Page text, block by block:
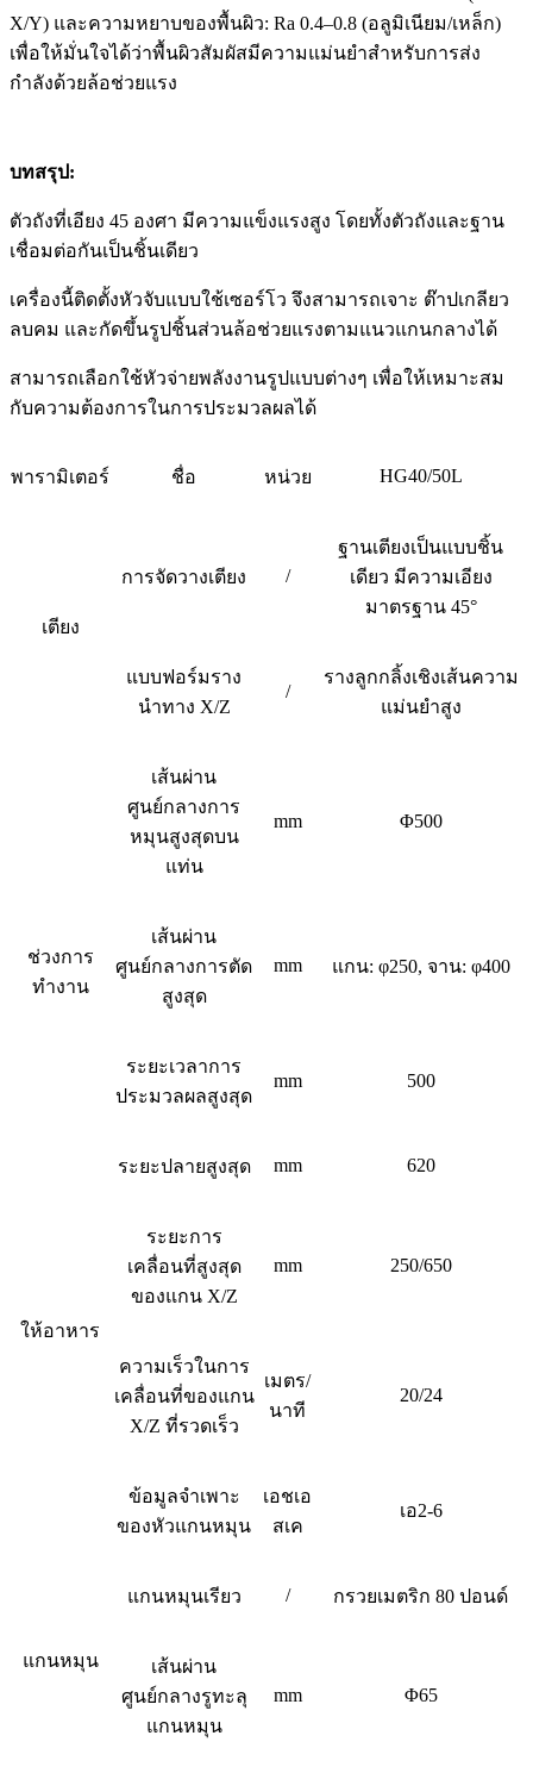
X/Y) และความหยาบของพื้นผิว: Ra 0.4–0.8 (อลูมิเนียม/เหล็ก)
เพื่อให้มั่นใจได้ว่าพื้นผิวสัมผัสมีความแม่นยำสำหรับการส่ง
กำลังด้วยล้อช่วยแรง
บทสรุป:
ตัวถังที่เอียง 45 องศา มีความแข็งแรงสูง โดยทั้งตัวถังและฐาน
เชื่อมต่อกันเป็นชิ้นเดียว
เครื่องนี้ติดตั้งหัวจับแบบใช้เซอร์โว จึงสามารถเจาะ ต๊าปเกลียว
ลบคม และกัดขึ้นรูปชิ้นส่วนล้อช่วยแรงตามแนวแกนกลางได้
สามารถเลือกใช้หัวจ่ายพลังงานรูปแบบต่างๆ เพื่อให้เหมาะสม
กับความต้องการในการประมวลผลได้
พารามิเตอร์ ชื่อ หน่วย HG40/50L
เตียง
การจัดวางเตียง /
ฐานเตียงเป็นแบบชิ้น
เดียว มีความเอียง
มาตรฐาน 45°
แบบฟอร์มราง
นำทาง X/Z
/
รางลูกกลิ้งเชิงเส้นความ
แม่นยำสูง
ช่วงการ
ทำงาน
เส้นผ่าน
ศูนย์กลางการ
หมุนสูงสุดบน
แท่น
mm Φ500
เส้นผ่าน
ศูนย์กลางการตัด
สูงสุด
mm แกน: φ250, จาน: φ400
ระยะเวลาการ
ประมวลผลสูงสุด
mm 500
ระยะปลายสูงสุด mm 620
ให้อาหาร
ระยะการ
เคลื่อนที่สูงสุด
ของแกน X/Z
mm 250/650
ความเร็วในการ
เคลื่อนที่ของแกน
X/Z ที่รวดเร็ว
เมตร/
นาที
20/24
แกนหมุน
ข้อมูลจำเพาะ
ของหัวแกนหมุน
เอชเอ
สเค
เอ2-6
แกนหมุนเรียว / กรวยเมตริก 80 ปอนด์
เส้นผ่าน
ศูนย์กลางรูทะลุ
แกนหมุน
mm Φ65